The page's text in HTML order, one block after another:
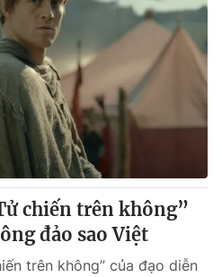
chiến trên không”
đảo sao Việt
trên không” của đạo diễn